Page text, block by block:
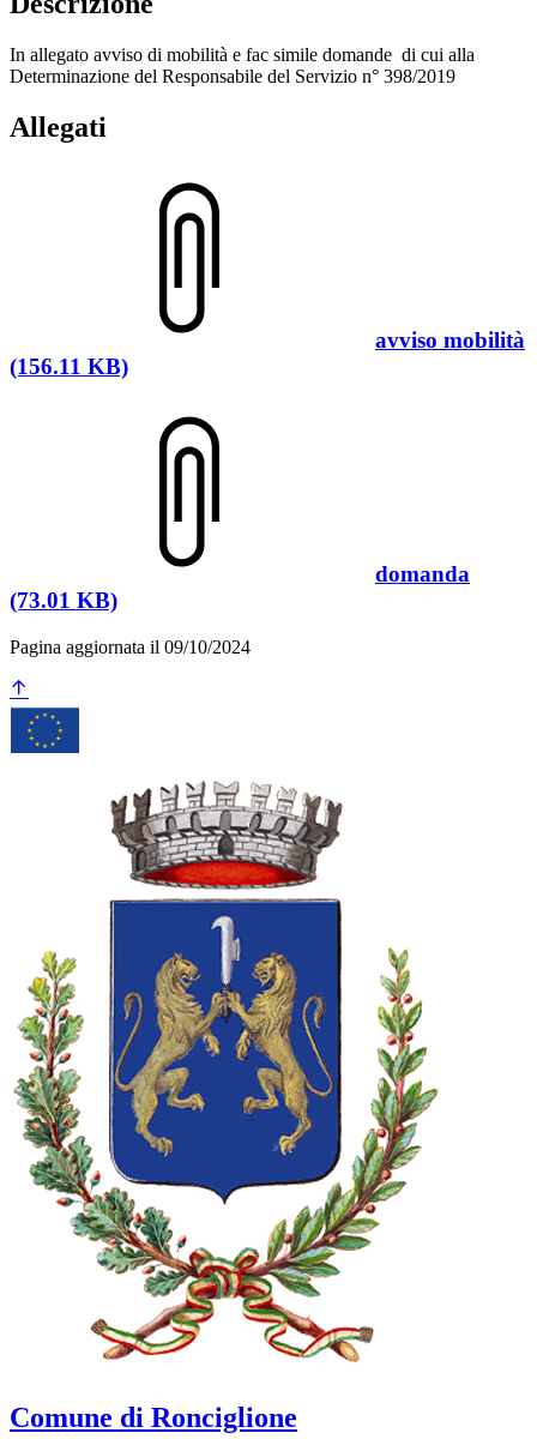
In allegato avviso di mobilità e fac simile domande di cui alla
Determinazione del Responsabile del Servizio n° 398/2019
Allegati
avviso mobilità
(156.11 KB)
domanda
(73.01 KB)
Pagina aggiornata il 09/10/2024
Comune di Ronciglione